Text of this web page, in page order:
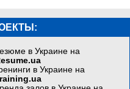
в Украине на
в Украине на